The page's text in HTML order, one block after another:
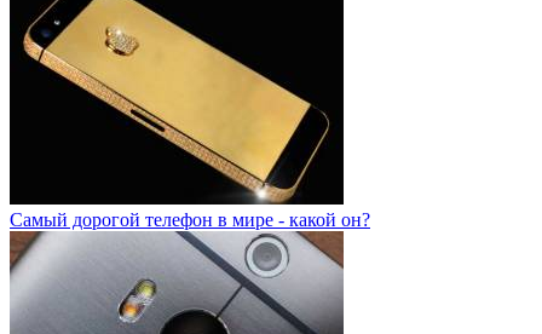
Самый дорогой телефон в мире - какой он?